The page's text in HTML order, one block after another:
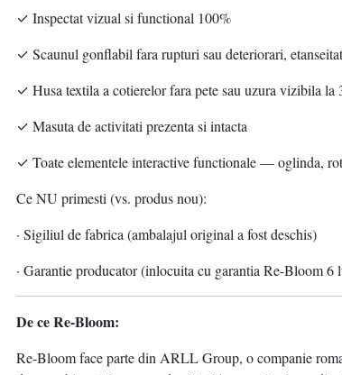
✓ Inspectat vizual si functional 100%
✓ Scaunul gonflabil fara rupturi sau deteriorari,
✓ Husa textila a cotierelor fara pete sau uzura vizibila la
✓ Masuta de activitati prezenta si intacta
✓ Toate elementele interactive functionale — oglinda,
Ce NU primesti (vs. produs nou):
· Sigiliul de fabrica (ambalajul original a fost deschis)
· Garantie producator (inlocuita cu garantia Re-Bloom 6
De ce Re-Bloom:
Re-Bloom face parte din ARLL Group, o companie